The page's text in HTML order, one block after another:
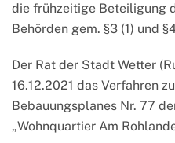
die frühzeitige Beteiligung
Behörden gem. §3 (1) und
Der Rat der Stadt Wetter
16.12.2021 das Verfahren
Bebauungsplanes Nr. 77
„Wohnquartier Am